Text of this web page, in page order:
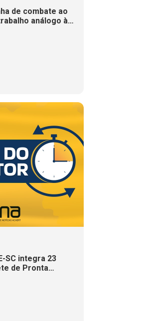
de combate ao
análogo à
SC integra 23
de Pronta